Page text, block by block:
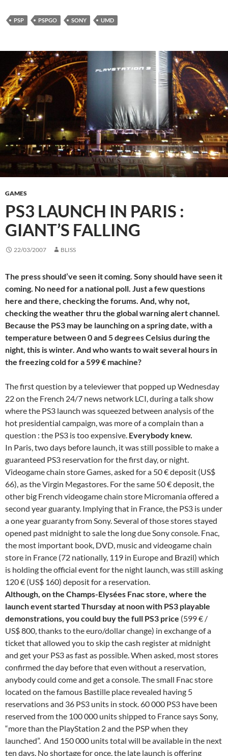
PSP PSPGO SONY UMD
GAMES
PS3 LAUNCH IN PARIS :
GIANT’S FALLING
22/03/2007 BLISS
The press should’ve seen it coming. Sony should have seen it
coming. No need for a national poll. Just a few questions
here and there, checking the forums. And, why not,
checking the weather thru the global warning alert channel.
Because the PS3 may be launching on a spring date, with a
temperature between 0 and 5 degrees Celsius during the
night, this is winter. And who wants to wait several hours in
the freezing cold for a 599 € machine?
The first question by a televiewer that popped up Wednesday
22 on the French 24/7 news network LCI, during a talk show
where the PS3 launch was squeezed between analysis of the
hot presidential campaign, was more of a complain than a
question : the PS3 is too expensive. Everybody knew.
In Paris, two days before launch, it was still possible to make a
guaranteed PS3 reservation for the first day, or night.
Videogame chain store Games, asked for a 50 € deposit (US$
66), as the Virgin Megastores. For the same 50 € deposit, the
other big French videogame chain store Micromania offered a
second year guaranty. Implying that in France, the PS3 is under
a one year guaranty from Sony. Several of those stores stayed
opened past midnight to sale the long due Sony console. Fnac,
the most important book, DVD, music and videogame chain
store in France (72 nationally, 119 in Europe and Brazil) which
is holding the official event for the night launch, was still asking
120 € (US$ 160) deposit for a reservation.
Although, on the Champs-Elysées Fnac store, where the
launch event started Thursday at noon with PS3 playable
demonstrations, you could buy the full PS3 price (599 € /
US$ 800, thanks to the euro/dollar change) in exchange of a
ticket that allowed you to skip the cash register at midnight
and get your PS3 as fast as possible. When asked, most stores
confirmed the day before that even without a reservation,
anybody could come and get a console. The small Fnac store
located on the famous Bastille place revealed having 5
reservations and 36 PS3 units in stock. 60 000 PS3 have been
reserved from the 100 000 units shipped to France says Sony,
“more than the PlayStation 2 and the PSP when they
launched”. And 150 000 units total will be available in the next
ten days. No shortage for once, the late launch is offering